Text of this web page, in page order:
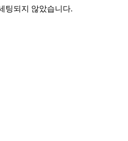
팅되지 않았습니다.